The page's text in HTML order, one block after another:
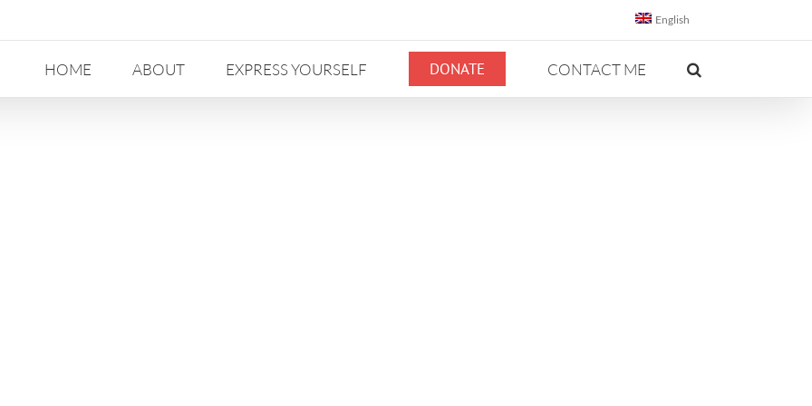
English
HOME ABOUT EXPRESS YOURSELF DONATE CONTACT ME